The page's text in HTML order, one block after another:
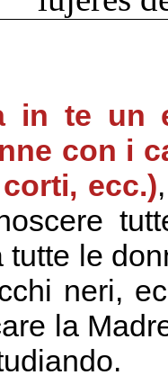
in te un
con i
ecc.)
tutte le
neri,
la